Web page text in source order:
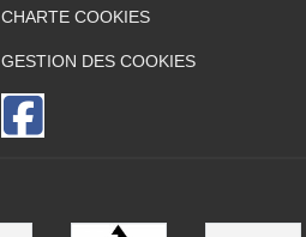
CHARTE COOKIES
GESTION DES COOKIES